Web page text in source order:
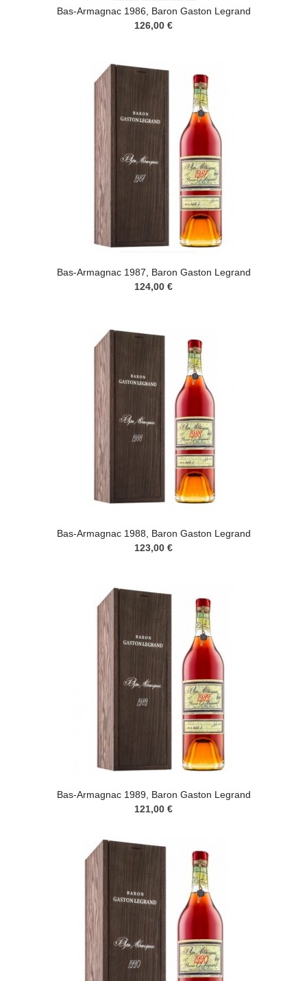
Bas-Armagnac 1986, Baron Gaston Legrand
126,00 €
Bas-Armagnac 1987, Baron Gaston Legrand
124,00 €
Bas-Armagnac 1988, Baron Gaston Legrand
123,00 €
Bas-Armagnac 1989, Baron Gaston Legrand
121,00 €